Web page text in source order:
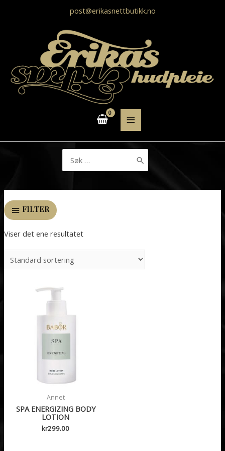
post@erikasnettbutikk.no
HOVEDMENY
etter:
FILTER
Viser det ene resultatet
Annet
SPA ENERGIZING BODY
LOTION
kr299.00